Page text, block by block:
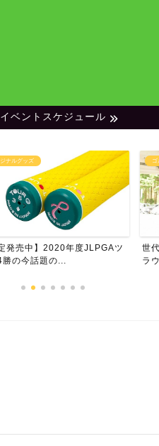
イベントスケジュール
ゴルフ女子
世代別美女ゴルファー特集・一緒に
ラウンドできる ゴルフ女...